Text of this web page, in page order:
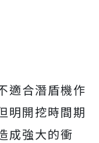
適合潛盾機作
明開挖時間期
成強大的衝